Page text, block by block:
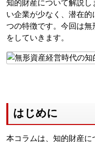
知的財産について解説
い企業が少なく、潜在
つの特徴です。今回は
をしていきます。
はじめに
本コラムは、知的財産